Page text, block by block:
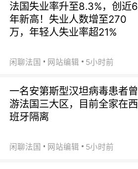
法国失业率升至8.3%，创近6
年新高！失业人数增至270
万，年轻人失业率超21%
闲聊法国 网站编辑 5小时前
一名安第斯型汉坦病毒患者曾
游法国三大区，目前全家在西
班牙隔离
闲聊法国 网站编辑 5小时前